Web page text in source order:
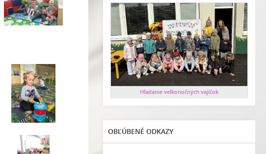
Hľadanie veľkonočných vajíčok
OBĽÚBENÉ ODKAZY